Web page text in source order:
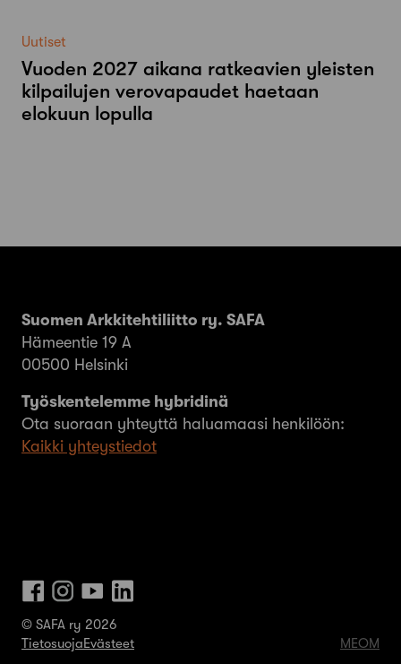
Uutiset
Vuoden 2027 aikana ratkeavien yleisten
kilpailujen verovapaudet haetaan
elokuun lopulla
Suomen Arkkitehtiliitto ry. SAFA
Hämeentie 19 A
00500 Helsinki
Työskentelemme hybridinä
Ota suoraan yhteyttä haluamaasi henkilöön:
Kaikki yhteystiedot
© SAFA ry 2026
TietosuojaEvästeet MEOM